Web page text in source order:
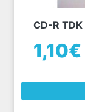
CD-R
1,10€